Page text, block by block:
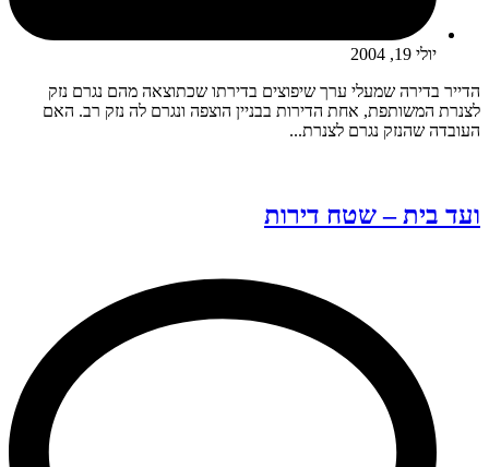
יולי 19, 2004
הדייר בדירה שמעלי ערך שיפוצים בדירתו שכתוצאה מהם נגרם נזק
לצנרת המשותפת, אחת הדירות בבניין הוצפה ונגרם לה נזק רב. האם
העובדה שהנזק נגרם לצנרת...
ועד בית – שטח דירות